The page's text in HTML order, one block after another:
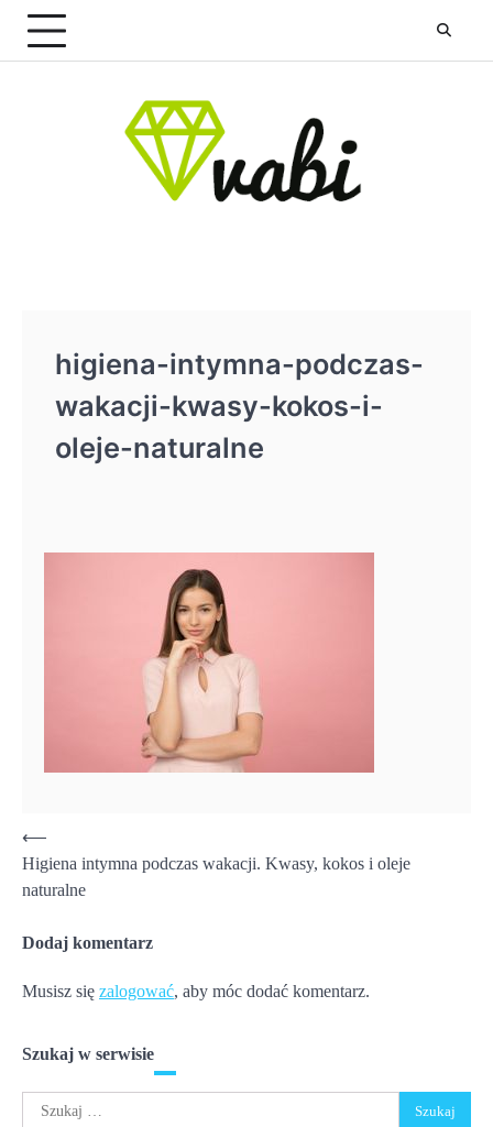
Skip
content
higiena-intymna-podczas-
wakacji-kwasy-kokos-i-
oleje-naturalne
Nawigacja
wpisu
⟵
Higiena intymna podczas wakacji. Kwasy, kokos i oleje
naturalne
Dodaj komentarz
Musisz się zalogować, aby móc dodać komentarz.
Szukaj w serwisie
Szukaj: